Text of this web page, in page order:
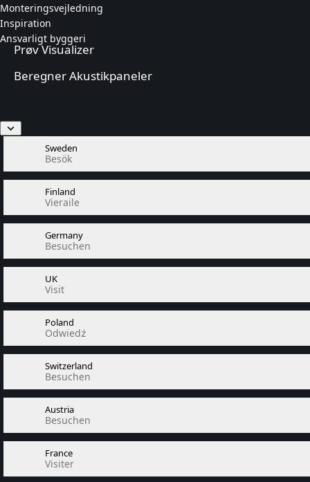
Monteringsvejledning
Inspiration
Ansvarligt byggeri
Prøv Visualizer
Beregner Akustikpaneler
Sweden
Besök
Finland
Vieraile
Germany
Besuchen
UK
Visit
Poland
Odwiedź
Switzerland
Besuchen
Austria
Besuchen
France
Visiter